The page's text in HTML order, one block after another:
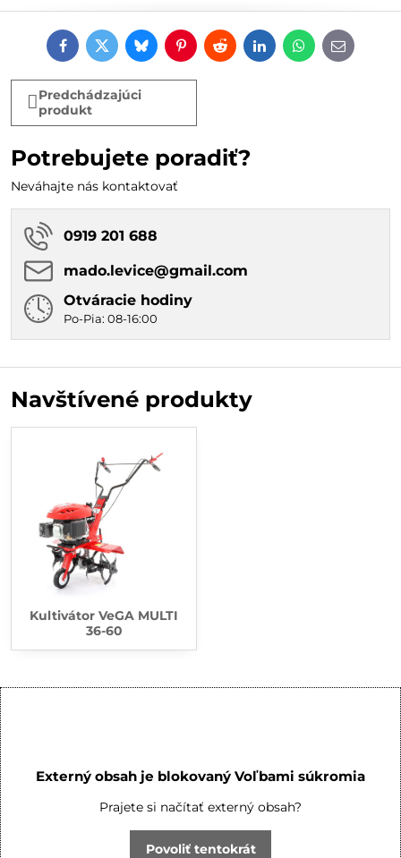
FacebookTwitterBlueskyPinterestRedditLinkedInWhatsApp
E-
mail
Predchádzajúci
produkt
Potrebujete poradiť?
Neváhajte nás kontaktovať
0919 201 688
mado​.levice​@gmail​.com
Otváracie hodiny
Po-Pia: 08-16:00
Navštívené produkty
Kultivátor VeGA MULTI
36-60
Externý obsah je blokovaný Voľbami súkromia
Prajete si načítať externý obsah?
Povoliť tentokrát